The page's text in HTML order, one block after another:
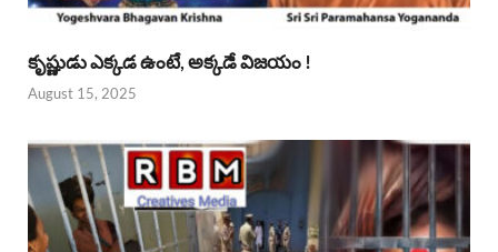
కృష్ణుడు ఎక్కడ ఉంటే, అక్కడే విజయం !
August 15, 2025